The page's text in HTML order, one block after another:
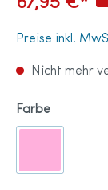
Preise inkl.
Nicht mehr
Farbe